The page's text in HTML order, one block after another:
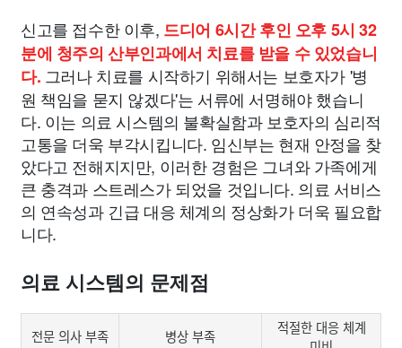
신고를 접수한 이후, 드디어 6시간 후인 오후 5시 32
분에 청주의 산부인과에서 치료를 받을 수 있었습니
다. 그러나 치료를 시작하기 위해서는 보호자가 '병
원 책임을 묻지 않겠다'는 서류에 서명해야 했습니
다. 이는 의료 시스템의 불확실함과 보호자의 심리적
고통을 더욱 부각시킵니다. 임신부는 현재 안정을 찾
았다고 전해지지만, 이러한 경험은 그녀와 가족에게
큰 충격과 스트레스가 되었을 것입니다. 의료 서비스
의 연속성과 긴급 대응 체계의 정상화가 더욱 필요합
니다.
의료 시스템의 문제점
전문 의사 부족 병상 부족
적절한 대응 체계